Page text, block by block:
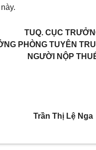
TUQ. CỤC
PHÒNG TUYÊN
NGƯỜI NỘP
Trần Thị Lệ Nga